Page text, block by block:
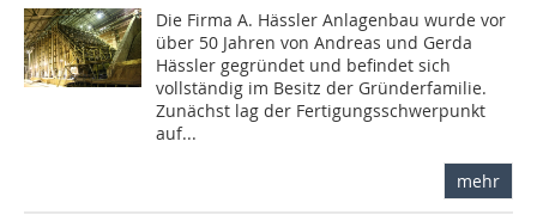
Die Firma A. Hässler Anlagenbau wurde vor
über 50 Jahren von Andreas und Gerda
Hässler gegründet und befindet sich
vollständig im Besitz der Gründerfamilie.
Zunächst lag der Fertigungsschwerpunkt
auf...
mehr